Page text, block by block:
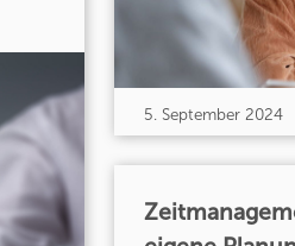
5. September 2024